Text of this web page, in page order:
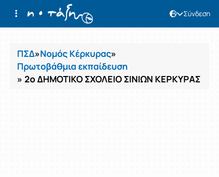
Σύνδεση
Μαθήματα
ΠΣΔ»Νομός Κέρκυρας»
Πρωτοβάθμια εκπαίδευση
» 2ο ΔΗΜΟΤΙΚΟ ΣΧΟΛΕΙΟ ΣΙΝΙΩΝ ΚΕΡΚΥΡΑΣ